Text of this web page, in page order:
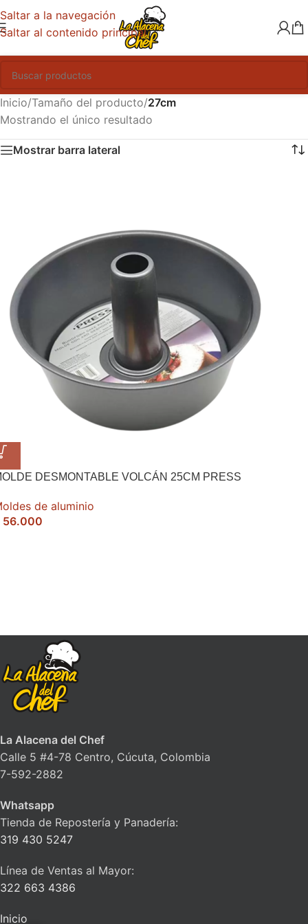
Saltar a la navegación
Saltar al contenido principal
Inicio/Tamaño del producto/27cm
Mostrando el único resultado
Mostrar barra lateral
DESMONTABLE VOLCÁN 25CM PRESS
de aluminio
56.000
La Alacena del Chef
Calle 5 #4-78 Centro, Cúcuta, Colombia
7-592-2882
Whatsapp
Tienda de Repostería y Panadería:
319 430 5247
Línea de Ventas al Mayor:
322 663 4386
Inicio